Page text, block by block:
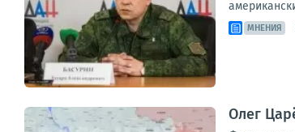
МНЕНИЯ
Олег